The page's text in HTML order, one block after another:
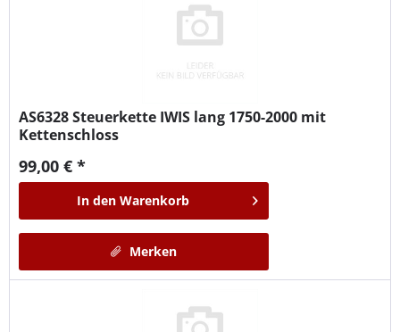
AS6328Steuerkette IWIS lang 1750-2000 mit
Kettenschloss
99,00 € *
In den Warenkorb
Merken